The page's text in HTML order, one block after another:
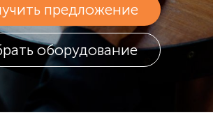
предложение
оборудование